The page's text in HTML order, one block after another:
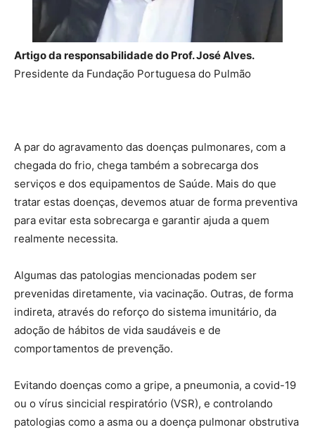
Artigo da responsabilidade do Prof. José Alves.
Presidente da Fundação Portuguesa do Pulmão
A par do agravamento das doenças pulmonares, com a
chegada do frio, chega também a sobrecarga dos
serviços e dos equipamentos de Saúde. Mais do que
tratar estas doenças, devemos atuar de forma preventiva
para evitar esta sobrecarga e garantir ajuda a quem
realmente necessita.
Algumas das patologias mencionadas podem ser
prevenidas diretamente, via vacinação. Outras, de forma
indireta, através do reforço do sistema imunitário, da
adoção de hábitos de vida saudáveis e de
comportamentos de prevenção.
Evitando doenças como a gripe, a pneumonia, a covid-19
ou o vírus sincicial respiratório (VSR), e controlando
patologias como a asma ou a doença pulmonar obstrutiva